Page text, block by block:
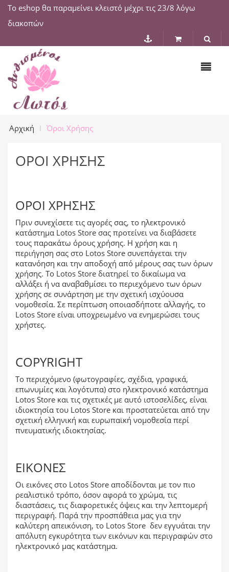
Το eshop θα παραμείνει κλειστό μέχρι τις 23/8 λόγω
διακοπών
Αρχική Όροι Χρήσης
ΌΡΟΙ ΧΡΉΣΗΣ
ΌΡΟΙ ΧΡΉΣΗΣ
Πριν συνεχίσετε τις αγορές σας, το ηλεκτρονικό
κατάστημα Lotos Store σας προτείνει να διαβάσετε
τους παρακάτω όρους χρήσης. Η χρήση και η
περιήγηση σας στο Lotos Store συνεπάγεται την
κατανόηση και την αποδοχή από μέρους σας των όρων
χρήσης. Το Lotos Store διατηρεί το δικαίωμα να
αλλάξει ή να αναβαθμίσει το περιεχόμενο των όρων
χρήσης σε συνάρτηση με την σχετική ισχύουσα
νομοθεσία. Σε περίπτωση οποιασδήποτε αλλαγής, το
Lotos Store είναι υποχρεωμένο να ενημερώσει τους
χρήστες.
COPYRIGHT
Το περιεχόμενο (φωτογραφίες, σχέδια, γραφικά,
επωνυμίες και λογότυπα) στο ηλεκτρονικό κατάστημα
Lotos Store και τις σχετικές με αυτό ιστοσελίδες, είναι
ιδιοκτησία του Lotos Store και προστατεύεται από την
σχετική ελληνική και ευρωπαϊκή νομοθεσία περί
πνευματικής ιδιοκτησίας.
ΕΙΚΌΝΕΣ
Οι εικόνες στο Lotos Store αποδίδονται με τον πιο
ρεαλιστικό τρόπο, όσον αφορά το χρώμα, τις
διαστάσεις, τις διαφορετικές όψεις και την λεπτομερή
περιγραφή. Παρά την προσπάθεια μας για την
καλύτερη απεικόνιση, το Lotos Store δεν εγγυάται την
απόλυτη εγκυρότητα των εικόνων και περιγραφών στο
ηλεκτρονικό μας κατάστημα.